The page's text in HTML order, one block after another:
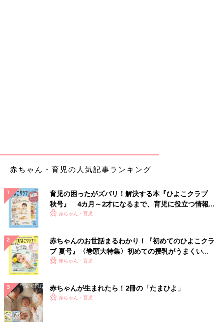
６ 無理強いはしない
７ ダメ出しはしない
米子育てリポート
1歳代＆2歳代のお手伝いは、ママ・パパから見るとおじゃま虫に
感じることも…。しかしお手伝いは、子どもが成長してから「手
伝って！」と言っても、習慣になっていないとなかなか手伝って
くれません。子どもの心の成長を促し、お手伝い習慣の土台をつ
くるためにも、1歳代＆2歳代からぜひチャレンジを！ 忙しく
て、子どもを温かく見守る余裕がないときは無理しないでОＫ。
初めはごみ箱にごみを捨てたり、おもちゃをおもちゃ箱にしまっ
たりするなど、簡単なことからチャレンジするのがおすすめで
す。（取材・文／麻生珠恵、ひよこクラブ編集部）
監修／齋藤政子先生（明星大学教育学部 教授）
赤ちゃん・育児の人気記事ランキング
育児の困ったがズバリ！解決する本『ひよこクラブ
秋号』 4カ月～2才になるまで、育児に役立つ情報が
いっぱい！
赤ちゃん・育児
赤ちゃんのお世話まるわかり！『初めてのひよこクラ
ブ 夏号』〈巻頭大特集〉初めての授乳がうまくい
く！ おっぱい・ミルクの基本と夏のトラブル 解決テ
赤ちゃん・育児
赤ちゃんが生まれたら！2冊の「たまひよ」
赤ちゃん・育児